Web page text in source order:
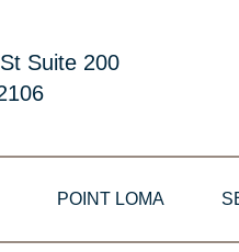
Suite 200
POINT LOMA